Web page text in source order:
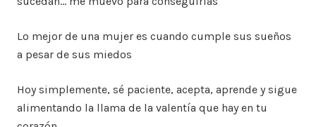
Lo mejor de una mujer es cuando cumple sus sueños
a pesar de sus miedos
Hoy simplemente, sé paciente, acepta, aprende y sigue
alimentando la llama de la valentía que hay en tu